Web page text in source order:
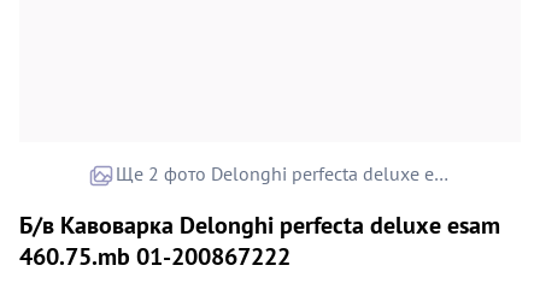
Ще 2 фото Delonghi perfecta deluxe esam 460.75.mb
Б/в Кавоварка Delonghi perfecta deluxe esam
460.75.mb 01-200867222